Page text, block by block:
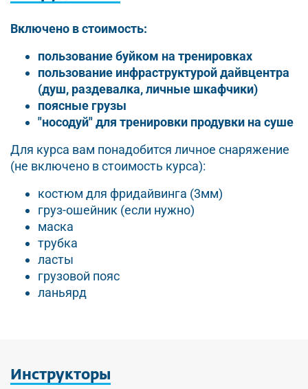
Включено в стоимость:
пользование буйком на тренировках
пользование инфраструктурой дайвцентра
(душ, раздевалка, личные шкафчики)
поясные грузы
"носодуй" для тренировки продувки на суше
Для курса вам понадобится личное снаряжение
(не включено в стоимость курса):
костюм для фридайвинга (3мм)
груз-ошейник (если нужно)
маска
трубка
ласты
грузовой пояс
ланьярд
Инструкторы